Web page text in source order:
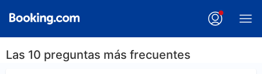
Las 10 preguntas más frecuentes